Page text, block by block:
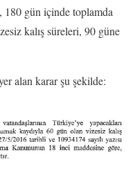
180 gün içinde toplamda
kalış süreleri, 90 güne
alan karar şu şekilde: